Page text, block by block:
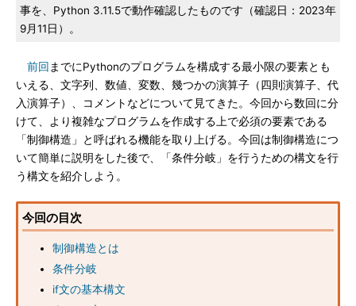
事を、Python 3.11.5で動作確認したものです（確認日：2023年
9月11日）。
前回 までにPythonのプログラムを構成する最小限の要素とも
いえる、文字列、数値、変数、幾つかの演算子（四則演算子、代
入演算子）、コメントなどについて見てきた。今回から数回に分
けて、より複雑なプログラムを作成する上で必須の要素である
「制御構造」と呼ばれる機能を取り上げる。今回は制御構造につ
いて簡単に説明をした後で、「条件分岐」を行うための構文を行
う構文を紹介しよう。
今回の目次
制御構造とは
条件分岐
if文の基本構文